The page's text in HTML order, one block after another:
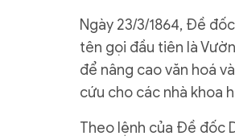
Ngày 23/3/1864, Đề
tên gọi đầu tiên là
để nâng cao văn hoá
cứu cho các nhà khoa
Theo lệnh của Đề đốc